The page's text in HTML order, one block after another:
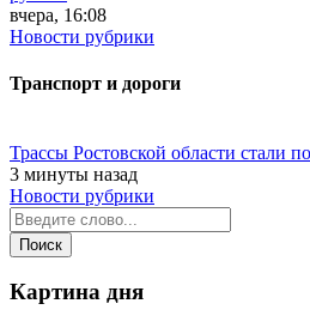
вчера, 16:08
Новости рубрики
Транспорт и дороги
Трассы Ростовской области стали
3 минуты назад
Новости рубрики
Картина дня